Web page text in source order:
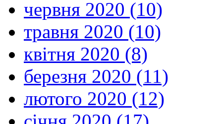
червня 2020 (10)
травня 2020 (10)
квітня 2020 (8)
березня 2020 (11)
лютого 2020 (12)